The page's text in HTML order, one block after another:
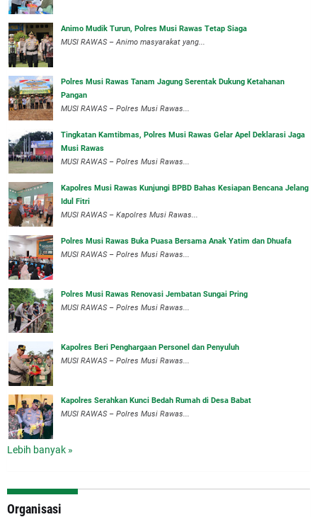
Animo Mudik Turun, Polres Musi Rawas Tetap Siaga
MUSI RAWAS – Animo masyarakat yang...
Polres Musi Rawas Tanam Jagung Serentak Dukung Ketahanan
Pangan
MUSI RAWAS – Polres Musi Rawas...
Tingkatan Kamtibmas, Polres Musi Rawas Gelar Apel Deklarasi Jaga
Musi Rawas
MUSI RAWAS – Polres Musi Rawas...
Kapolres Musi Rawas Kunjungi BPBD Bahas Kesiapan Bencana Jelang
Idul Fitri
MUSI RAWAS – Kapolres Musi Rawas...
Polres Musi Rawas Buka Puasa Bersama Anak Yatim dan Dhuafa
MUSI RAWAS – Polres Musi Rawas...
Polres Musi Rawas Renovasi Jembatan Sungai Pring
MUSI RAWAS – Polres Musi Rawas...
Kapolres Beri Penghargaan Personel dan Penyuluh
MUSI RAWAS – Polres Musi Rawas...
Kapolres Serahkan Kunci Bedah Rumah di Desa Babat
MUSI RAWAS – Polres Musi Rawas...
Lebih banyak »
Organisasi